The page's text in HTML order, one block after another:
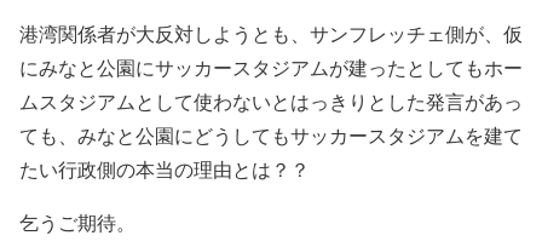
港湾関係者が大反対しようとも、サンフレッチェ側が、仮
にみなと公園にサッカースタジアムが建ったとしてもホー
ムスタジアムとして使わないとはっきりとした発言があっ
ても、みなと公園にどうしてもサッカースタジアムを建て
たい行政側の本当の理由とは？？
乞うご期待。